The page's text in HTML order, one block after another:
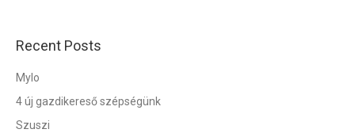
Recent Posts
Mylo
4 új gazdikereső szépségünk
Szuszi